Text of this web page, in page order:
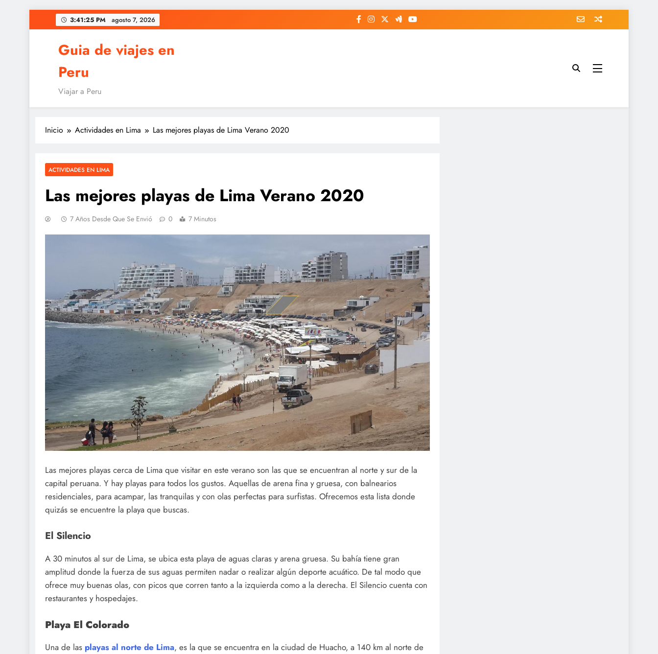
al
3:41:26 PM agosto 7, 2026
Guia de viajes en
Peru
Viajar a Peru
Inicio Actividades en Lima Las mejores playas de Lima Verano 2020
ACTIVIDADES EN LIMA
Las mejores playas de Lima Verano 2020
7 Años Desde Que Se Envió 0 7 Minutos
Las mejores playas cerca de Lima que visitar en este verano son las que se encuentran al norte y sur de la
capital peruana. Y hay playas para todos los gustos. Aquellas de arena fina y gruesa, con balnearios
residenciales, para acampar, las tranquilas y con olas perfectas para surfistas. Ofrecemos esta lista donde
quizás se encuentre la playa que buscas.
El Silencio
A 30 minutos al sur de Lima, se ubica esta playa de aguas claras y arena gruesa. Su bahía tiene gran
amplitud donde la fuerza de sus aguas permiten nadar o realizar algún deporte acuático. De tal modo que
ofrece muy buenas olas, con picos que corren tanto a la izquierda como a la derecha. El Silencio cuenta con
restaurantes y hospedajes.
Playa El Colorado
Una de las playas al norte de Lima, es la que se encuentra en la ciudad de Huacho, a 140 km al norte de